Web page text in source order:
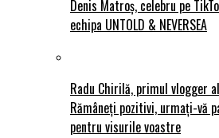
Denis Matroș, celebru pe
echipa UNTOLD & NEVERSEA
Radu Chirilă, primul vlogger
Rămâneți pozitivi, urmați-vă
pentru visurile voastre